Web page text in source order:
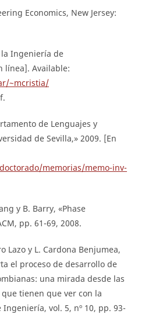
Economics, New Jersey:
Ingeniería de
línea]. Available:
~mcristia/
de Lenguajes y
de Sevilla,» 2009. [En
memorias/memo-inv-
y B. Barry, «Phase
pp. 61-69, 2008.
Lazo y L. Cardona Benjumea,
el proceso de desarrollo de
una mirada desde las
tienen que ver con la
vol. 5, nº 10, pp. 93-